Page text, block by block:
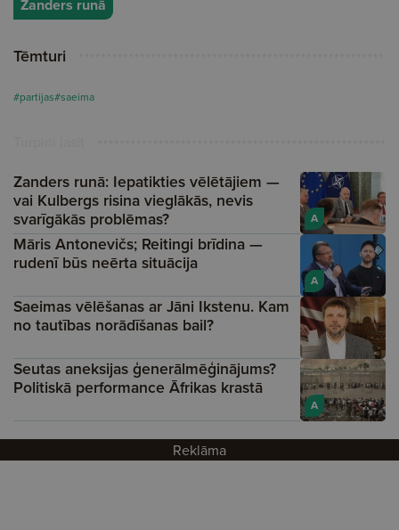
Zanders runā
Tēmturi
#partijas#saeima
A
Zanders runā: Iepatikties vēlētājiem —
vai Kulbergs risina vieglākās, nevis
svarīgākās problēmas?
A
Māris Antonevičs; Reitingi brīdina —
rudenī būs neērta situācija
Saeimas vēlēšanas ar Jāni Ikstenu. Kam
no tautības norādīšanas bail?
A
Seutas aneksijas ģenerālmēģinājums?
Politiskā performance Āfrikas krastā
Reklāma